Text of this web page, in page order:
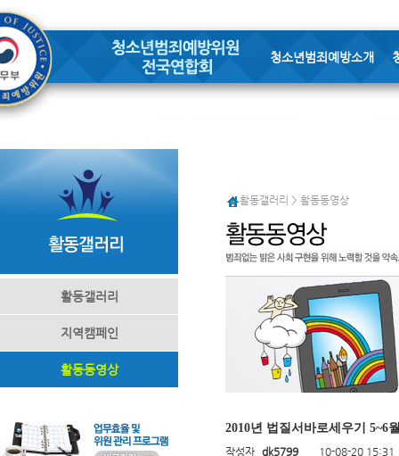
청소년범죄예방소개
활동갤러리
지역캠페인
활동동영상
활동갤러리 > 활동동영상
2010년 법질서바로세우기 5~6
작성자 dk5799 10-08-20 15:31